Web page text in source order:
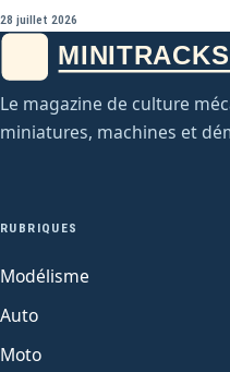
28 juillet 2026
Le magazine de culture
miniatures, machines et
RUBRIQUES
Modélisme
Auto
Moto